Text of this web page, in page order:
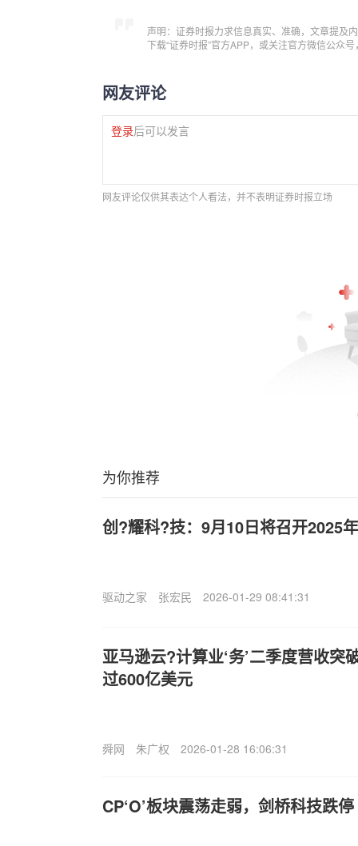
声明：证券时报力求信息真实、准确，文章提及
下载“证券时报”官方APP，或关注官方微信公众
网友评论
登录后可以发言
网友评论仅供其表达个人看法，并不表明证券时报立场
为你推荐
创?耀科?技：9月10日将召开2025
驱动之家 张宏民 2026-01-29 08:41:31
亚马逊云?计算业‘务’二季度营收突
过600亿美元
舜网 朱广权 2026-01-28 16:06:31
CP‘O’板块震荡走弱，剑桥科技跌停